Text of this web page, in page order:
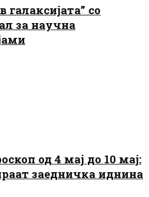
галаксијата” со
за научна
од 4 мај до 10 мај:
заедничка иднина